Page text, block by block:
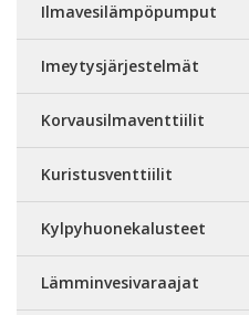
Ilmavesilämpöpumput
Imeytysjärjestelmät
Korvausilmaventtiilit
Kuristusventtiilit
Kylpyhuonekalusteet
Lämminvesivaraajat